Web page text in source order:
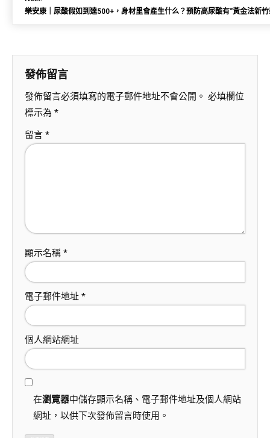
樂安康｜尿酸假如到達500+，身材里會產生什么？預防高尿酸有“黃金法新
發佈留言
發佈留言必須填寫的電子郵件地址不會公開。 必填欄位
標示為 *
留言 *
顯示名稱 *
電子郵件地址 *
個人網站網址
在瀏覽器中儲存顯示名稱、電子郵件地址及個人網站
網址，以供下次發佈留言時使用。